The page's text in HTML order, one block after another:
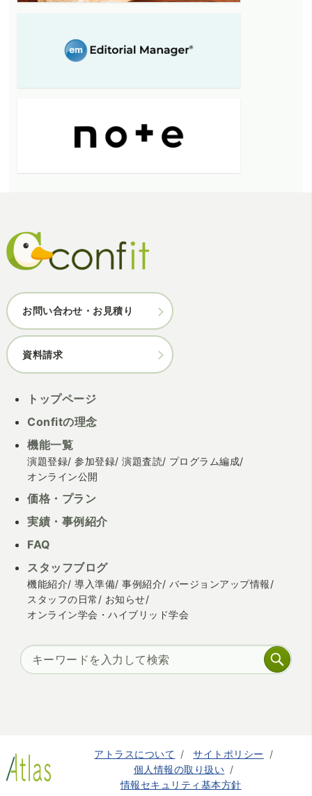
お問い合わせ・お見積り
資料請求
トップページ
Confitの理念
機能一覧
演題登録 参加登録 演題査読
プログラム編成
オンライン公開
価格・プラン
実績・事例紹介
FAQ
スタッフブログ
機能紹介 導入準備 事例紹介
バージョンアップ情報
スタッフの日常
お知らせ
オンライン学会・ハイブリッド学会
アトラスについて
サイトポリシー
個人情報の取り扱い
情報セキュリティ基本方針